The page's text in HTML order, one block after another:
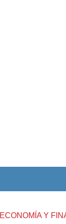
ECONOMÍA Y